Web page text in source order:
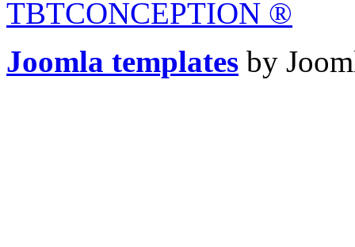
TBTCONCEPTION ®
Joomla templates by